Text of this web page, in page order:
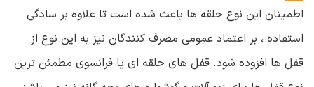
اطمینان این نوع حلقه ها باعث شده است تا علاوه بر سادگی
استفاده ، بر اعتماد عمومی مصرف کنندگان نیز به این نوع از
قفل ها افزوده شود. قفل های حلقه ای یا فرانسوی مطمئن ترین